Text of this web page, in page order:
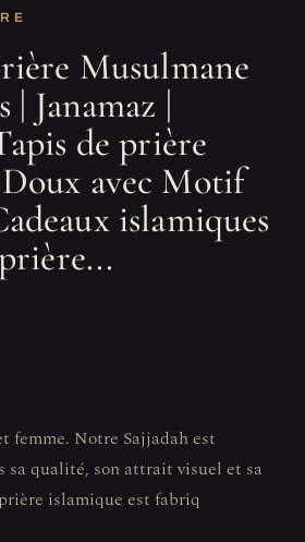
Musulmane
| Janamaz |
de prière
avec Motif
islamiques
femme. Notre Sajjadah est
sa qualité, son attrait visuel et sa
islamique est fabriq